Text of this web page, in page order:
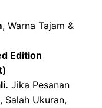
, Warna Tajam &
Edition
Jika Pesanan
Salah Ukuran,